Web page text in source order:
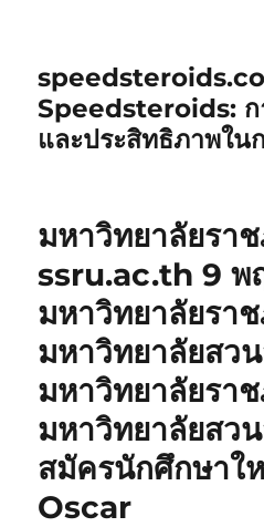
Speedsteroids: ก
และประสิทธิภาพใน
มหาวิทยาลัยรา
ssru.ac.th 9 พ
มหาวิทยาลัยรา
มหาวิทยาลัยสว
มหาวิทยาลัยรา
มหาวิทยาลัยสว
สมัครนักศึกษาใ
Oscar